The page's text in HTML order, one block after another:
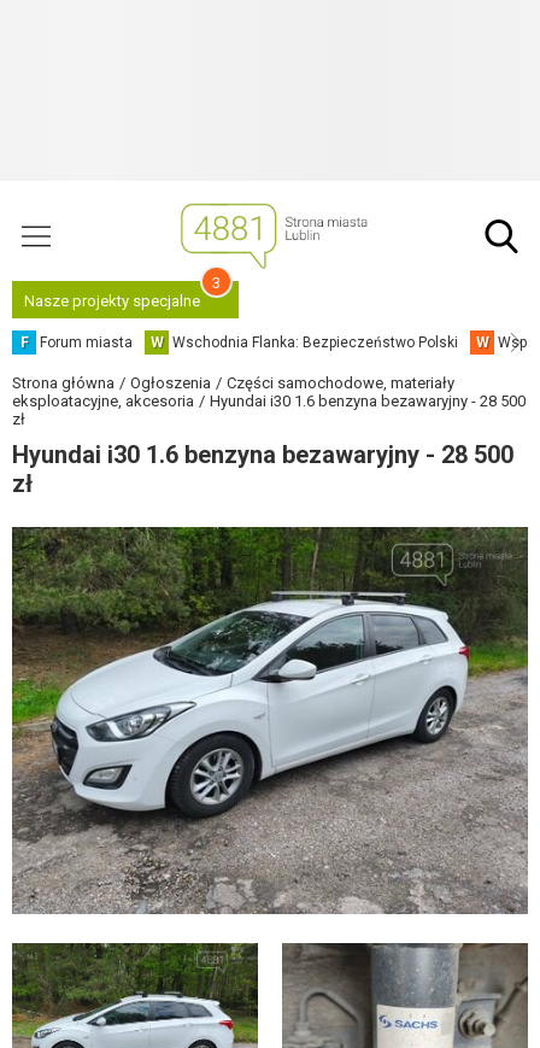
Nasze projekty specjalne
3
F Forum miasta W Wschodnia Flanka: Bezpieczeństwo Polski W
Strona główna Ogłoszenia
Części samochodowe, materiały
eksploatacyjne, akcesoria
Hyundai i30 1.6 benzyna bezawaryjny - 28 500
zł
Hyundai i30 1.6 benzyna bezawaryjny - 28 500
zł